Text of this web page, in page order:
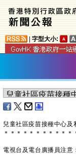
字型大小:
兒童社區疫苗接種中心
＊ ＊ ＊ ＊ ＊ ＊ ＊ ＊ ＊ ＊ ＊
電視台及電台廣播員注意